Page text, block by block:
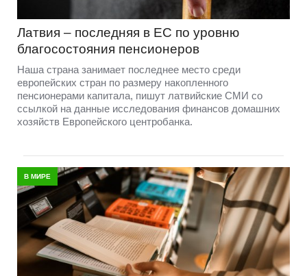
Латвия – последняя в ЕС по уровню
благосостояния пенсионеров
Наша страна занимает последнее место среди
европейских стран по размеру накопленного
пенсионерами капитала, пишут латвийские СМИ со
ссылкой на данные исследования финансов домашних
хозяйств Европейского центробанка.
В МИРЕ